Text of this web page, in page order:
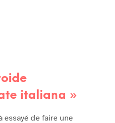
italiana »
essayé de faire une